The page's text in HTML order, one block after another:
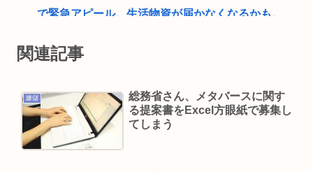
で緊急アピール。生活物資が届かなくなるかも。
南アルプス全山縦走はいいぞぉ！1週間あればケモ
青春18きっぷで旅してみたかった人生🚞
ビニコンの店員がいらっしゃいませー！言わない
から本社にクレームいれてやりましたよ！www
関連記事
嫌儲
総務省さん、メタバースに関す
る提案書をExcel方眼紙で募集し
てしまう